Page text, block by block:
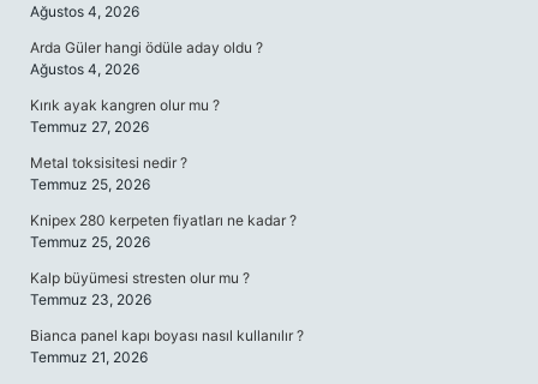
Ağustos 4, 2026
Arda Güler hangi ödüle aday oldu ?
Ağustos 4, 2026
Kırık ayak kangren olur mu ?
Temmuz 27, 2026
Metal toksisitesi nedir ?
Temmuz 25, 2026
Knipex 280 kerpeten fiyatları ne kadar ?
Temmuz 25, 2026
Kalp büyümesi stresten olur mu ?
Temmuz 23, 2026
Bianca panel kapı boyası nasıl kullanılır ?
Temmuz 21, 2026